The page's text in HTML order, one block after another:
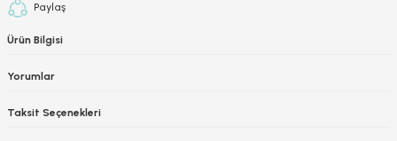
Paylaş
Ürün Bilgisi
Yorumlar
Taksit Seçenekleri